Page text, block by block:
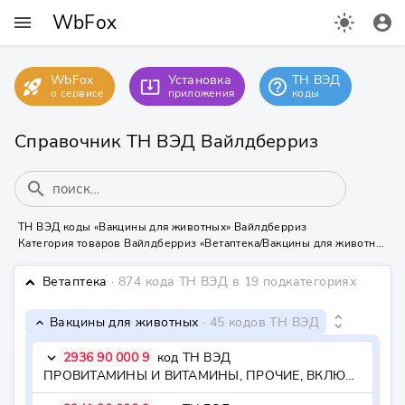
menu WbFox light_mode account_circle
rocket_launch WbFox
о сервисе system_update_alt Установка
приложения help_outline ТН ВЭД
коды
Справочник ТН ВЭД Вайлдберриз
search
ТН ВЭД коды «Вакцины для животных» Вайлдберриз
Категория товаров Вайлдберриз «Ветаптека/Вакцины для животных» содержит 45 кодов ТН ВЭД
keyboard_arrow_down Ветаптека · 874 кода ТН ВЭД в 19 подкатегориях
keyboard_arrow_down Вакцины для животных · 45 кодов ТН ВЭД unfold_more
keyboard_arrow_down 2936 90 000 9 код ТН ВЭД
ПРОВИТАМИНЫ И ВИТАМИНЫ, ПРОЧИЕ, ВКЛЮЧАЯ ПРИРОДНЫЕ КОНЦЕНТРАТЫ - - - прочие